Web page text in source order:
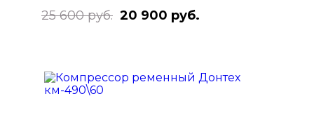
25 600 руб. 20 900 руб.